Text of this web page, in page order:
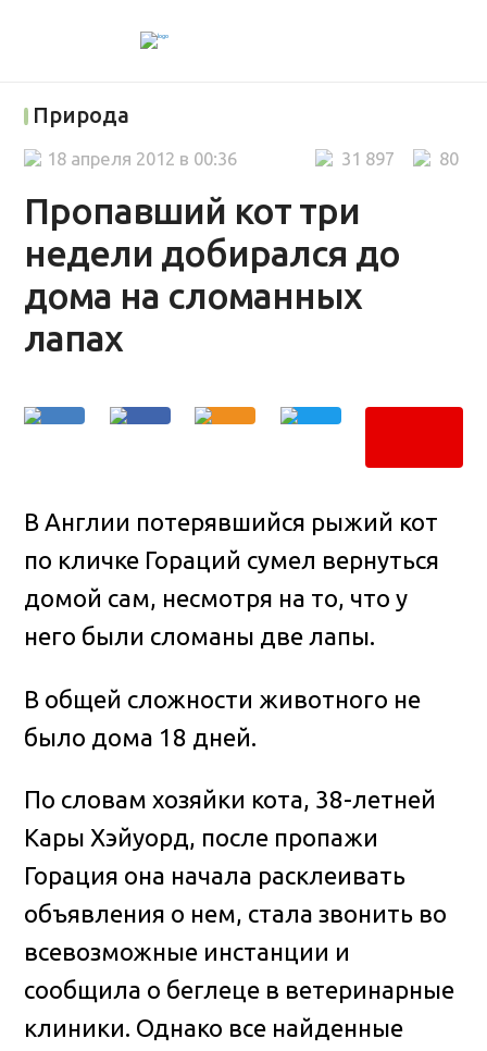
Природа
Пропавший кот три
недели добирался до
дома на сломанных
лапах
80
31 897
18 апреля 2012 в 00:36
В Англии потерявшийся рыжий кот
по кличке Гораций сумел вернуться
домой сам, несмотря на то, что у
него были сломаны две лапы.
В общей сложности животного не
было дома 18 дней.
По словам хозяйки кота, 38-летней
Кары Хэйуорд, после пропажи
Горация она начала расклеивать
объявления о нем, стала звонить во
всевозможные инстанции и
сообщила о беглеце в ветеринарные
клиники. Однако все найденные